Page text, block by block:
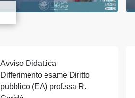
Avviso Didattica
Differimento esame Diritto
pubblico (EA) prof.ssa R.